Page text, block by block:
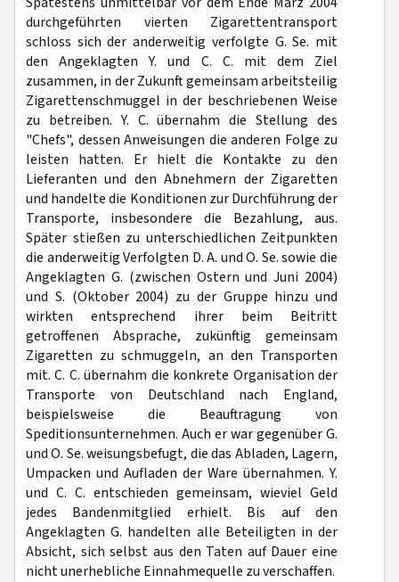
durchgeführten vierten Zigarettentransport
schloss sich der anderweitig verfolgte G. Se. mit
den Angeklagten Y. und C. C. mit dem Ziel
zusammen, in der Zukunft gemeinsam arbeitsteilig
Zigarettenschmuggel in der beschriebenen Weise
zu betreiben. Y. C. übernahm die Stellung des
"Chefs", dessen Anweisungen die anderen Folge zu
leisten hatten. Er hielt die Kontakte zu den
Lieferanten und den Abnehmern der Zigaretten
und handelte die Konditionen zur Durchführung der
Transporte, insbesondere die Bezahlung, aus.
Später stießen zu unterschiedlichen Zeitpunkten
die anderweitig Verfolgten D. A. und O. Se. sowie die
Angeklagten G. (zwischen Ostern und Juni 2004)
und S. (Oktober 2004) zu der Gruppe hinzu und
wirkten entsprechend ihrer beim Beitritt
getroffenen Absprache, zukünftig gemeinsam
Zigaretten zu schmuggeln, an den Transporten
mit. C. C. übernahm die konkrete Organisation der
Transporte von Deutschland nach England,
beispielsweise die Beauftragung von
Speditionsunternehmen. Auch er war gegenüber G.
und O. Se. weisungsbefugt, die das Abladen, Lagern,
Umpacken und Aufladen der Ware übernahmen. Y.
und C. C. entschieden gemeinsam, wieviel Geld
jedes Bandenmitglied erhielt. Bis auf den
Angeklagten G. handelten alle Beteiligten in der
Absicht, sich selbst aus den Taten auf Dauer eine
nicht unerhebliche Einnahmequelle zu verschaffen.